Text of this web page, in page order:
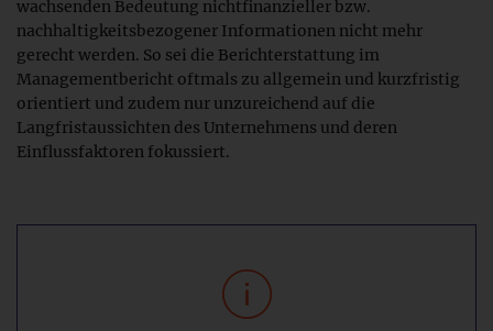
wachsenden Bedeutung nichtfinanzieller bzw.
nachhaltigkeitsbezogener Informationen nicht mehr
gerecht werden. So sei die Berichterstattung im
Managementbericht oftmals zu allgemein und kurzfristig
orientiert und zudem nur unzureichend auf die
Langfristaussichten des Unternehmens und deren
Einflussfaktoren fokussiert.